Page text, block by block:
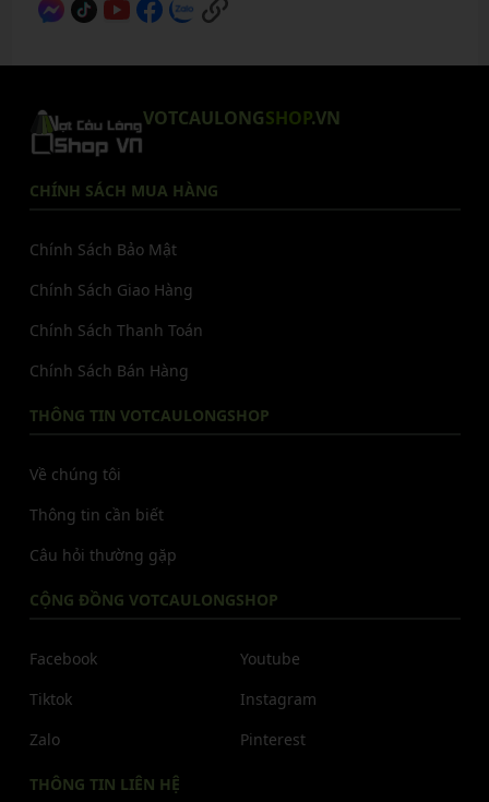
VOTCAULONGSHOP.VN
CHÍNH SÁCH MUA HÀNG
Chính Sách Bảo Mật
Chính Sách Giao Hàng
Chính Sách Thanh Toán
Chính Sách Bán Hàng
THÔNG TIN VOTCAULONGSHOP
Về chúng tôi
Thông tin cần biết
Câu hỏi thường gặp
CỘNG ĐỒNG VOTCAULONGSHOP
Facebook
Tiktok
Zalo
Youtube
Instagram
Pinterest
THÔNG TIN LIÊN HỆ